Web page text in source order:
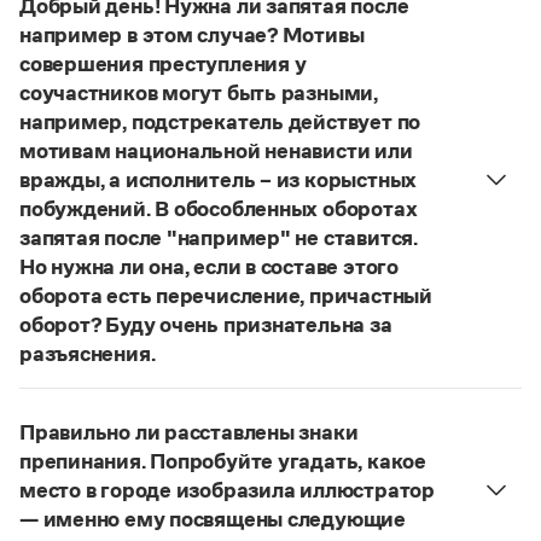
Словари русского языка как государственного
Справочники
Правила русской орфографии и пунктуации
Русский язык. Краткий теоретический курс
для школьников
Письмовник
Справочник по пунктуации
Словарь-справочник трудностей
Справочник по фразеологии
Азбучные истины
Словарь-справочник непростые слова
Все справочники портала
Новости и события
Управление в русском языке
Словарь русских имён
Словарь методических терминов
Правила русской орфографии и пунктуации
(1956)
Добрый день! Нужна ли запятая после
например в этом случае? Мотивы
совершения преступления у
соучастников могут быть разными,
например, подстрекатель действует по
мотивам национальной ненависти или
вражды, а исполнитель – из корыстных
побуждений. В обособленных оборотах
запятая после "например" не ставится.
Но нужна ли она, если в составе этого
оборота есть перечисление, причастный
оборот? Буду очень признательна за
разъяснения.
В § 94«Правил русской орфографии и пунктуации»
слова и сочетания слов, стоящие на границе
частей сложного предложения и относящиеся к
следующему за ними предложению,
не отделяются от него запятой:Послышался
Правильно ли расставлены знаки
препинания. Попробуйте угадать, какое
место в городе изобразила иллюстратор
— именно ему посвящены следующие